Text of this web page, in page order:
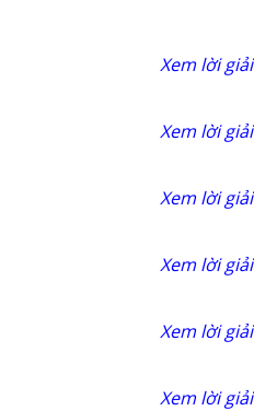
Xem lời giải
Xem lời giải
Xem lời giải
Xem lời giải
Xem lời giải
Xem lời giải